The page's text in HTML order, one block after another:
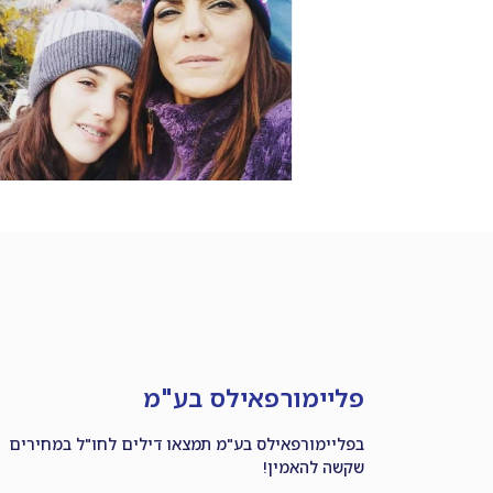
פליימורפאילס בע"מ
בפליימורפאילס בע"מ תמצאו דילים לחו"ל במחירים
שקשה להאמין!